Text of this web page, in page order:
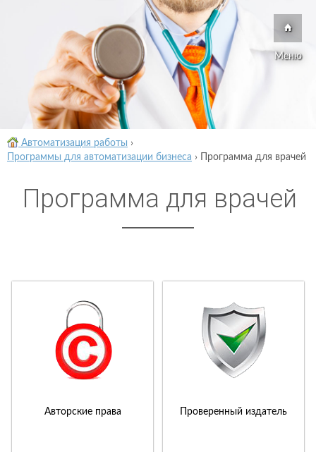
Меню
Автоматизация работы ›
Программы для автоматизации бизнеса › Программа для врачей
Программа для врачей
Авторские права Проверенный издатель